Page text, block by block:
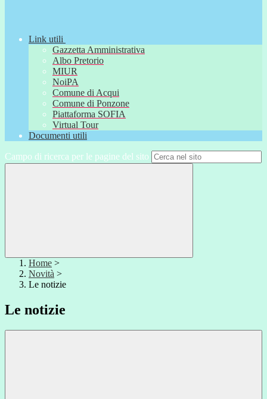
Link utili
Gazzetta Amministrativa
Albo Pretorio
MIUR
NoiPA
Comune di Acqui
Comune di Ponzone
Piattaforma SOFIA
Virtual Tour
Documenti utili
Campo di ricerca per le pagine del sito
Home >
Novità >
Le notizie
Le notizie